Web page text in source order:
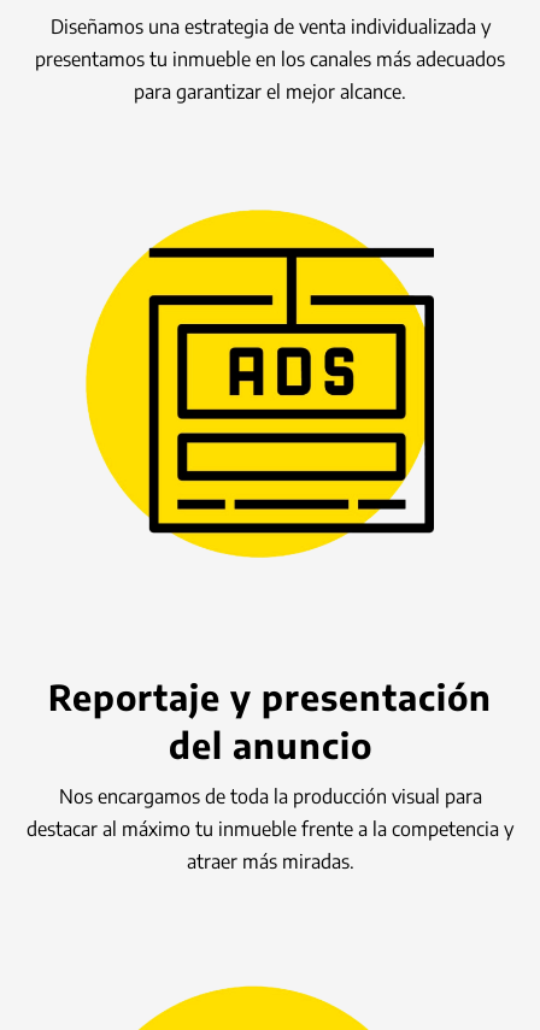
Diseñamos una estrategia de venta individualizada y
presentamos tu inmueble en los canales más adecuados
para garantizar el mejor alcance.
Reportaje y presentación
del anuncio
Nos encargamos de toda la producción visual para
destacar al máximo tu inmueble frente a la competencia y
atraer más miradas.